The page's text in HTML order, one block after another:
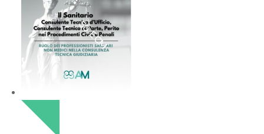
€2.900,00
a
50 ECM